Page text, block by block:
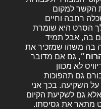
הקשר למקום
רחבה וחיים
הסרט היא שומרת
בה, אבל תמיד
בה משהו שמזכיר את
״, גם אם מדובר
לא מכוון
גם תהפוכות
השקיעה. בכך אני
גם לשקיעת הקיום
מתאר את גסיסתו.